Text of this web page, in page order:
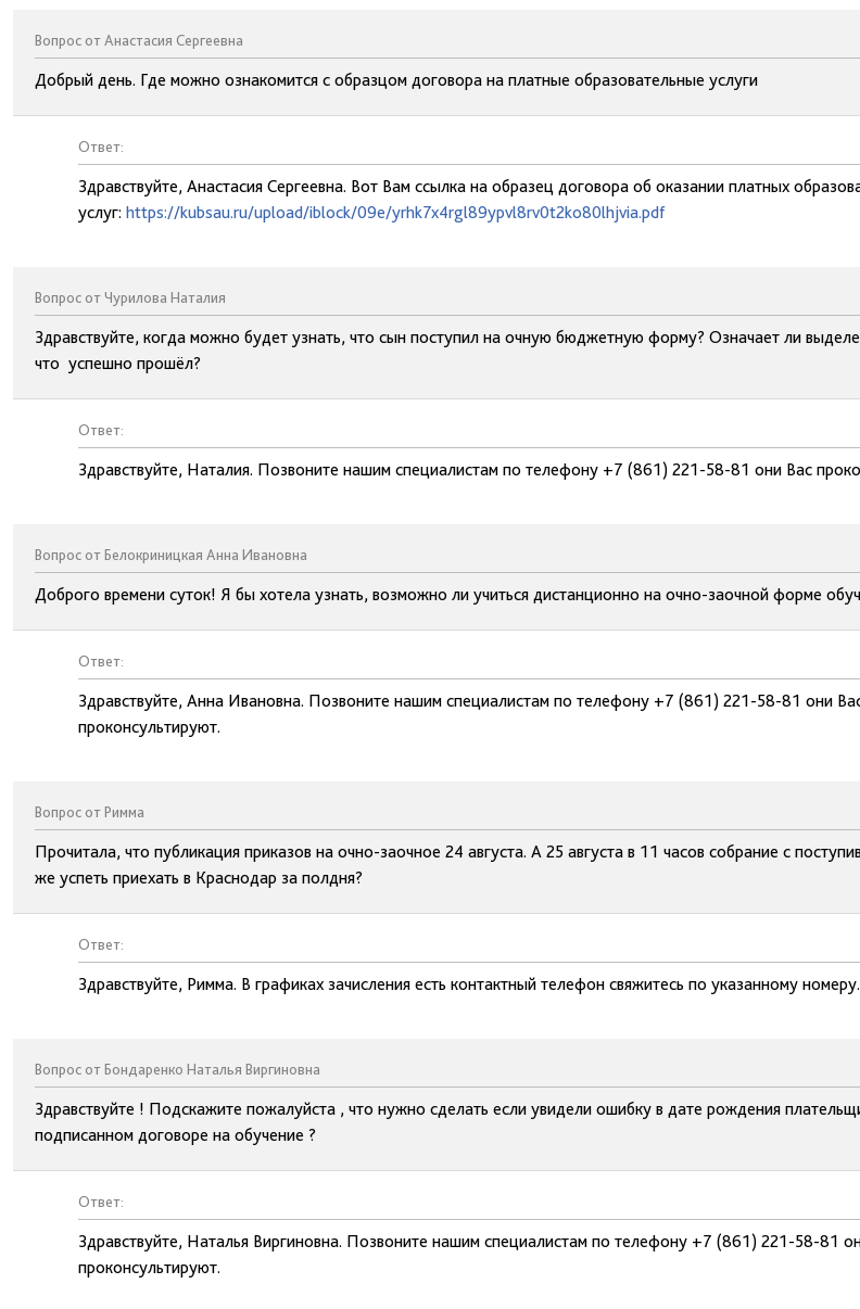
Вопрос от Анастасия Сергеевна
Добрый день. Где можно ознакомится с образцом договора на платные образовательные услуги
Ответ:
Здравствуйте, Анастасия Сергеевна. Вот Вам ссылка на образец договора об оказании платных
услуг: https://kubsau.ru/upload/iblock/09e/yrhk7x4rgl89ypvl8rv0t2ko80lhjvia.pdf
Вопрос от Чурилова Наталия
Здравствуйте, когда можно будет узнать, что сын поступил на очную бюджетную форму? Означает ли
что успешно прошёл?
Ответ:
Здравствуйте, Наталия. Позвоните нашим специалистам по телефону +7 (861) 221-58-81 они Вас
Вопрос от Белокриницкая Анна Ивановна
Доброго времени суток! Я бы хотела узнать, возможно ли учиться дистанционно на очно-заочной форме
Ответ:
Здравствуйте, Анна Ивановна. Позвоните нашим специалистам по телефону +7 (861) 221-58-81 они
проконсультируют.
Вопрос от Римма
Прочитала, что публикация приказов на очно-заочное 24 августа. А 25 августа в 11 часов собрание с
же успеть приехать в Краснодар за полдня?
Ответ:
Здравствуйте, Римма. В графиках зачисления есть контактный телефон свяжитесь по указанному номеру.
Вопрос от Бондаренко Наталья Виргиновна
Здравствуйте ! Подскажите пожалуйста , что нужно сделать если увидели ошибку в дате рождения
подписанном договоре на обучение ?
Ответ:
Здравствуйте, Наталья Виргиновна. Позвоните нашим специалистам по телефону +7 (861) 221-58-81
проконсультируют.